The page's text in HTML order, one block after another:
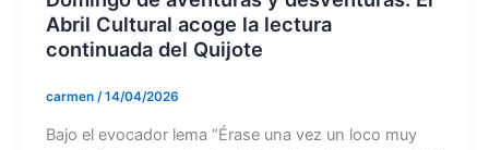
Abril Cultural acoge la lectura
continuada del Quijote
carmen /14/04/2026
Bajo el evocador lema “Érase una vez un loco muy